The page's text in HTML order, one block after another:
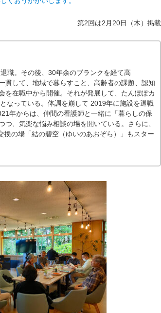
第2回は2月20日（木）掲載
職。その後、30年余のブランクを経て高
貫して、地域で暮らすこと、高齢者の課題、認知
を在職中から開催。それが発展して、たんぽぽカ
なっている。体調を崩して 2019年に施設を退職
年からは、仲間の看護師と一緒に「暮らしの保
、気楽な悩み相談の場を開いている。さらに、
の場「結の碧空（ゆいのあおぞら）」もスター